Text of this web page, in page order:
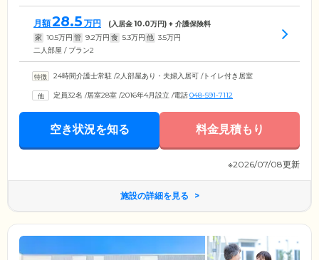
月額28.5 万円 (入居金10.0万円) + 介護保険料
家 10.5万円 管 9.2万円 食 5.3万円 他 3.5万円
二人部屋 / プラン2
24時間介護士常駐 /2人部屋あり・夫婦入居可 /トイレ付き居室
定員32名 /居室28室 /2016年4月設立 /電話048-591-7112
空き状況を知る 料金見積もり
※2026/07/08更新
施設の詳細を見る